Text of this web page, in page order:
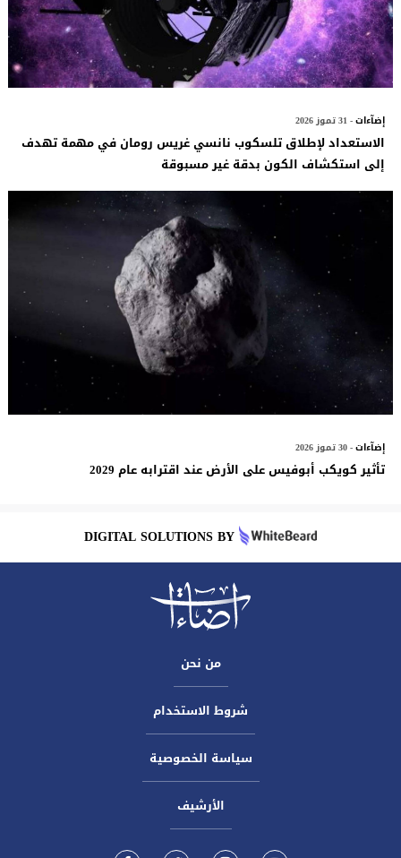
إضآءات- 31 تموز 2026
الاستعداد لإطلاق تلسكوب نانسي غريس رومان في مهمة تهدف
إلى استكشاف الكون بدقة غير مسبوقة
إضآءات- 30 تموز 2026
تأثير كويكب أبوفيس على الأرض عند اقترابه عام 2029
DIGITAL SOLUTIONS BY
من نحن
شروط الاستخدام
سياسة الخصوصية
الأرشيف